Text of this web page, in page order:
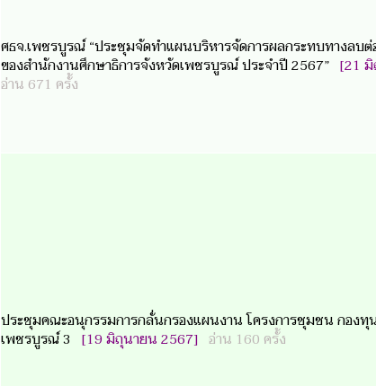
ศธจ.เพชรบูรณ์ “ประชุมจัดทำแผนบริหารจัดการผลกระทบทางลบ
ของสำนักงานศึกษาธิการจังหวัดเพชรบูรณ์ ประจำปี 2567” [21
อ่าน 671 ครั้ง
ประชุมคณะอนุกรรมการกลั่นกรองแผนงาน โครงการชุมชน กอง
เพชรบูรณ์ 3 [19 มิถุนายน 2567] อ่าน 160 ครั้ง